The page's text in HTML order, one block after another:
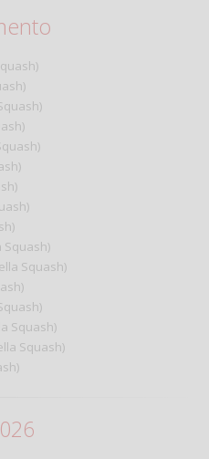
Squash)
Squash)
Squash)
Squash)